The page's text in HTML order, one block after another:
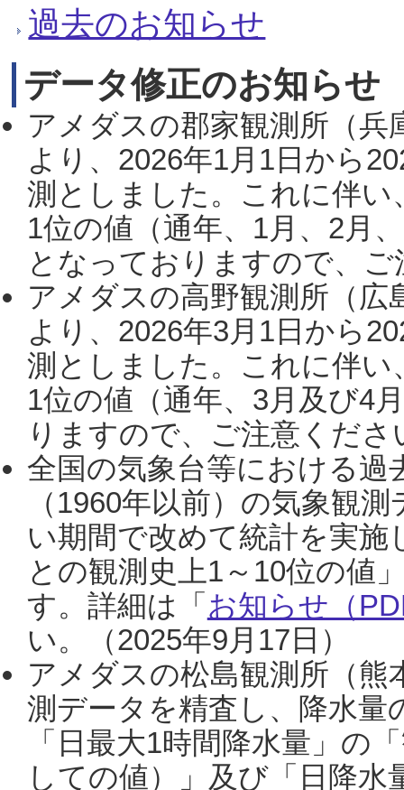
過去のお知らせ
データ修正のお知らせ
アメダスの郡家観測所（
より、2026年1月1日から
測としました。これに伴い
1位の値（通年、1月、2月
となっておりますので、
アメダスの高野観測所（
より、2026年3月1日から
測としました。これに伴い
1位の値（通年、3月及び4
りますので、ご注意くだ
全国の気象台等における過
（1960年以前）の気象観
い期間で改めて統計を実
との観測史上1～10位の値
す。詳細は「 お知らせ（
い。（2025年9月17日）
アメダスの松島観測所（熊
測データを精査し、降水
「日最大1時間降水量」の
しての値）」及び「日降